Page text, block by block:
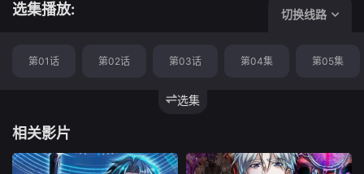
选集播放: 切换线路
选集
第01话 第02话 第03话 第04集 第05集
相关影片